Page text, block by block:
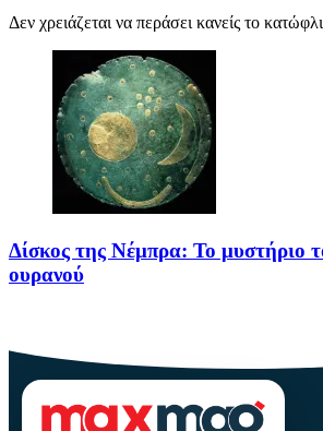
Δεν χρειάζεται να περάσει κανείς το
Δίσκος της Νέμπρα: Το μυστήριο
ουρανού